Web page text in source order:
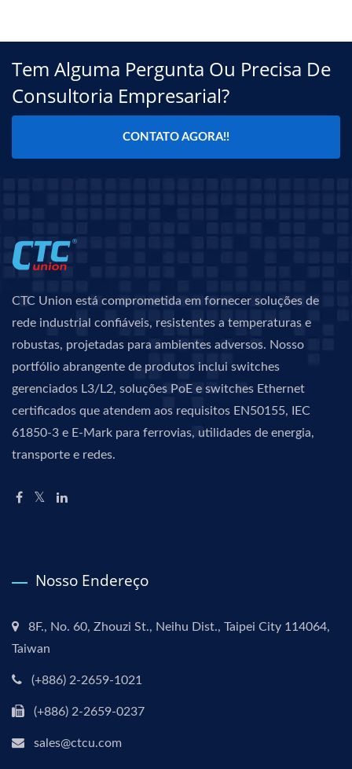
Tem Alguma Pergunta Ou Precisa De
Consultoria Empresarial?
CONTATO AGORA!!
CTC Union está comprometida em fornecer soluções de
rede industrial confiáveis, resistentes a temperaturas e
robustas, projetadas para ambientes adversos. Nosso
portfólio abrangente de produtos inclui switches
gerenciados L3/L2, soluções PoE e switches Ethernet
certificados que atendem aos requisitos EN50155, IEC
61850-3 e E-Mark para ferrovias, utilidades de energia,
transporte e redes.
Nosso Endereço
8F., No. 60, Zhouzi St., Neihu Dist., Taipei City 114064,
Taiwan
(+886) 2-2659-1021
(+886) 2-2659-0237
sales@ctcu.com